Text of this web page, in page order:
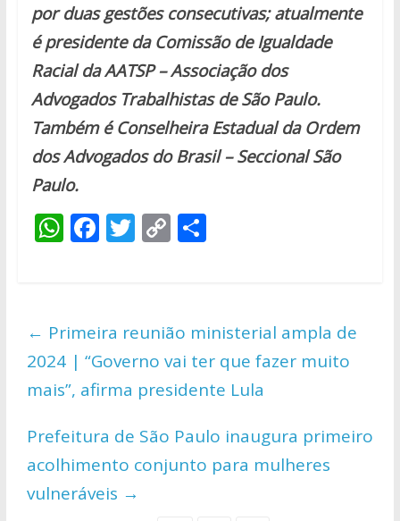
por duas gestões consecutivas; atualmente
é presidente da Comissão de Igualdade
Racial da AATSP – Associação dos
Advogados Trabalhistas de São Paulo.
Também éConselheira Estadual da Ordem
dos Advogados do Brasil – Seccional São
Paulo.
W
A
p
p
F
o
o
k
T C
Li
n
k
S
← Primeira reunião ministerial ampla de
2024 | “Governo vai ter que fazer muito
mais”, afirma presidente Lula
Prefeitura de São Paulo inaugura primeiro
acolhimento conjunto para mulheres
vulneráveis →